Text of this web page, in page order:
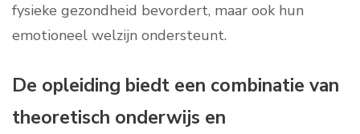
fysieke gezondheid bevordert, maar ook hun
emotioneel welzijn ondersteunt.
De opleiding biedt een combinatie van
theoretisch onderwijs en